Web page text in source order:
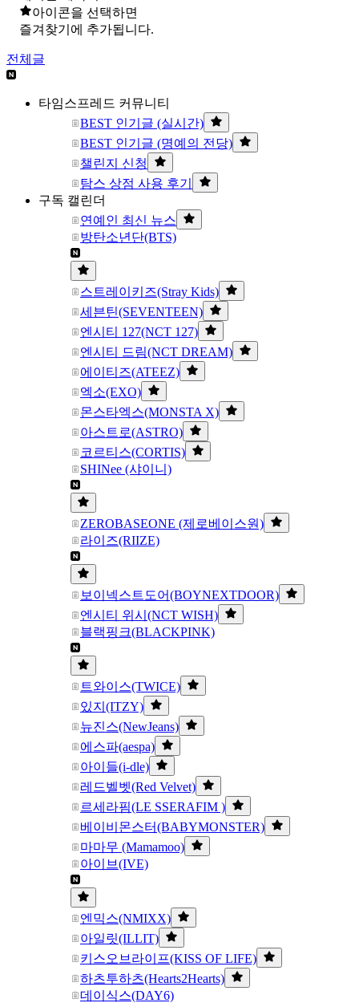
아이콘을 선택하면
즐겨찾기에 추가됩니다.
전체글
타임스프레드 커뮤니티
BEST 인기글 (실시간)
BEST 인기글 (명예의 전당)
챌린지 신청
탐스 상점 사용 후기
구독 캘린더
연예인 최신 뉴스
방탄소년단(BTS)
스트레이키즈(Stray Kids)
세븐틴(SEVENTEEN)
엔시티 127(NCT 127)
엔시티 드림(NCT DREAM)
에이티즈(ATEEZ)
엑소(EXO)
몬스타엑스(MONSTA X)
아스트로(ASTRO)
코르티스(CORTIS)
SHINee (샤이니)
ZEROBASEONE (제로베이스원)
라이즈(RIIZE)
보이넥스트도어(BOYNEXTDOOR)
엔시티 위시(NCT WISH)
블랙핑크(BLACKPINK)
트와이스(TWICE)
있지(ITZY)
뉴진스(NewJeans)
에스파(aespa)
아이들(i-dle)
레드벨벳(Red Velvet)
르세라핌(LE SSERAFIM )
베이비몬스터(BABYMONSTER)
마마무 (Mamamoo)
아이브(IVE)
엔믹스(NMIXX)
아일릿(ILLIT)
키스오브라이프(KISS OF LIFE)
하츠투하츠(Hearts2Hearts)
데이식스(DAY6)